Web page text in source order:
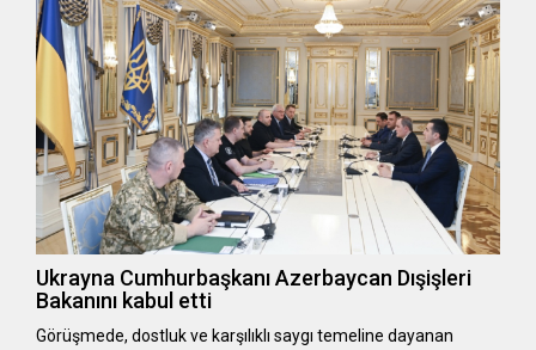
Ukrayna Cumhurbaşkanı Azerbaycan Dışişleri
Bakanını kabul etti
Görüşmede, dostluk ve karşılıklı saygı temeline dayanan